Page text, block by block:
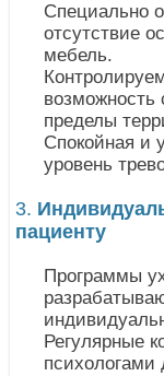
Специально
отсутствие
мебель.
возможность
пределы
Спокойная и
уровень
3.
пациенту
Программы
Регулярные
психологами